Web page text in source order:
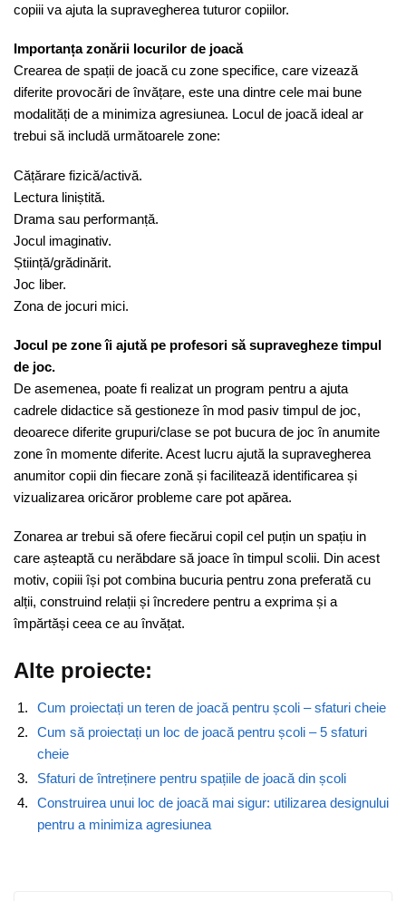
copiii va ajuta la supravegherea tuturor copiilor.
Importanța zonării locurilor de joacă
Crearea de spații de joacă cu zone specifice, care vizează
diferite provocări de învățare, este una dintre cele mai bune
modalități de a minimiza agresiunea. Locul de joacă ideal ar
trebui să includă următoarele zone:
Cățărare fizică/activă.
Lectura liniștită.
Drama sau performanță.
Jocul imaginativ.
Știință/grădinărit.
Joc liber.
Zona de jocuri mici.
Jocul pe zone îi ajută pe profesori să supravegheze timpul
de joc.
De asemenea, poate fi realizat un program pentru a ajuta
cadrele didactice să gestioneze în mod pasiv timpul de joc,
deoarece diferite grupuri/clase se pot bucura de joc în anumite
zone în momente diferite. Acest lucru ajută la supravegherea
anumitor copii din fiecare zonă și facilitează identificarea și
vizualizarea oricăror probleme care pot apărea.
Zonarea ar trebui să ofere fiecărui copil cel puțin un spațiu in
care așteaptă cu nerăbdare să joace în timpul scolii. Din acest
motiv, copiii își pot combina bucuria pentru zona preferată cu
alții, construind relații și încredere pentru a exprima și a
împărtăși ceea ce au învățat.
Alte proiecte:
Cum proiectați un teren de joacă pentru școli – sfaturi cheie
Cum să proiectați un loc de joacă pentru școli – 5 sfaturi
cheie
Sfaturi de întreținere pentru spațiile de joacă din școli
Construirea unui loc de joacă mai sigur: utilizarea designului
pentru a minimiza agresiunea